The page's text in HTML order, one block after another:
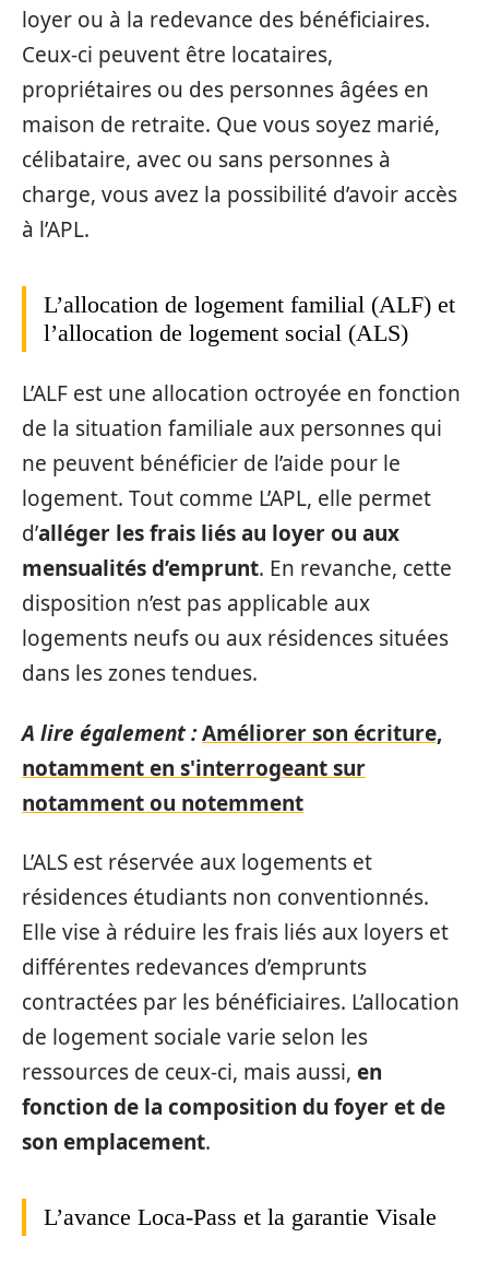
loyer ou à la redevance des bénéficiaires.
Ceux-ci peuvent être locataires,
propriétaires ou des personnes âgées en
maison de retraite. Que vous soyez marié,
célibataire, avec ou sans personnes à
charge, vous avez la possibilité d’avoir accès
à l’APL.
L’allocation de logement familial (ALF) et
l’allocation de logement social (ALS)
L’ALF est une allocation octroyée en fonction
de la situation familiale aux personnes qui
ne peuvent bénéficier de l’aide pour le
logement. Tout comme L’APL, elle permet
d’alléger les frais liés au loyer ou aux
mensualités d’emprunt. En revanche, cette
disposition n’est pas applicable aux
logements neufs ou aux résidences situées
dans les zones tendues.
A lire également :Améliorer son écriture,
notamment en s'interrogeant sur
notamment ou notemment
L’ALS est réservée aux logements et
résidences étudiants non conventionnés.
Elle vise à réduire les frais liés aux loyers et
différentes redevances d’emprunts
contractées par les bénéficiaires. L’allocation
de logement sociale varie selon les
ressources de ceux-ci, mais aussi, en
fonction de la composition du foyer et de
son emplacement.
L’avance Loca-Pass et la garantie Visale